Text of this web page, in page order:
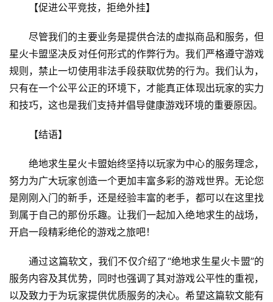
【促进公平竞技，拒绝外挂】
尽管我们的主要业务是提供合法的虚拟商品和服务，但
星火卡盟坚决反对任何形式的作弊行为。我们严格遵守游戏
规则，禁止一切使用非法手段获取优势的行为。我们认为，
只有在一个公平公正的环境下，才能真正体现出玩家的实力
和技巧，这也是我们支持并倡导健康游戏环境的重要原因。
【结语】
绝地求生星火卡盟始终坚持以玩家为中心的服务理念，
努力为广大玩家创造一个更加丰富多彩的游戏世界。无论您
是刚刚入门的新手，还是经验丰富的老手，都可以在这里找
到属于自己的那份乐趣。让我们一起加入绝地求生的战场，
开启一段精彩绝伦的游戏之旅吧！
通过这篇软文，我们不仅介绍了“绝地求生星火卡盟”的
服务内容及其优势，同时也强调了其对游戏公平性的重视，
以及致力于为玩家提供优质服务的决心。希望这篇软文能有